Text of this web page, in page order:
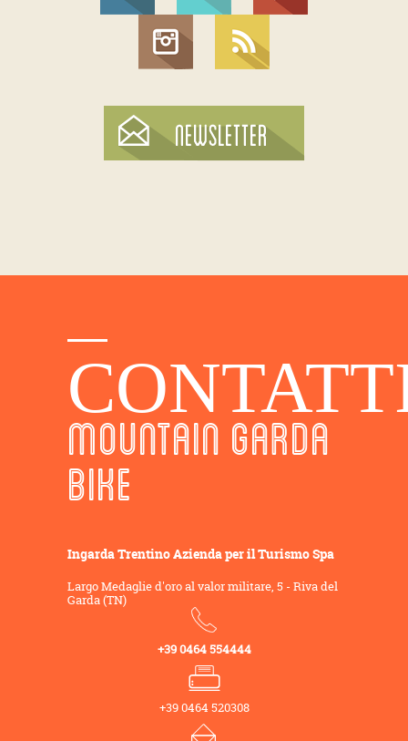
MOUNTAIN GARDA
BIKE
Ingarda Trentino Azienda per il Turismo Spa
Largo Medaglie d'oro al valor militare, 5 - Riva del
Garda (TN)
+39 0464 554444
+39 0464 520308